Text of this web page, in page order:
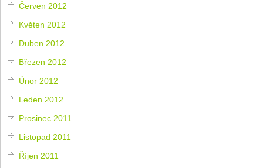
Červen 2012
Květen 2012
Duben 2012
Březen 2012
Únor 2012
Leden 2012
Prosinec 2011
Listopad 2011
Říjen 2011